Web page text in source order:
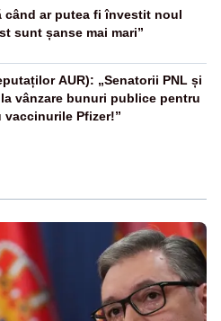
când ar putea fi învestit noul
sunt șanse mai mari”
AUR): „Senatorii PNL și
vânzare bunuri publice pentru
Pfizer!”